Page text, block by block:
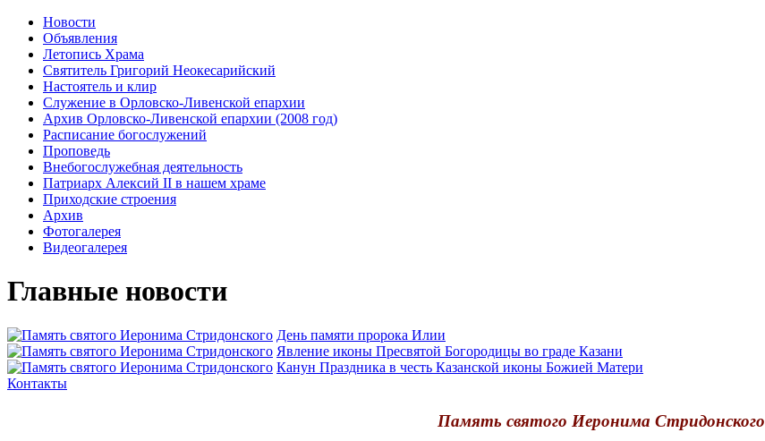
Новости
Объявления
Летопись Храма
Святитель Григорий Неокесарийский
Настоятель и клир
Служение в Орловско-Ливенской епархии
Архив Орловско-Ливенской епархии (2008 год)
Расписание богослужений
Проповедь
Внебогослужебная деятельность
Патриарх Алексий II в нашем храме
Приходские строения
Архив
Фотогалерея
Видеогалерея
Главные новости
День памяти пророка Илии
Явлeние иконы Пресвятой Богородицы во граде Казани
Канун Праздника в честь Казанской иконы Божией Матери
Контакты
Память святого Иеронима Стридонского